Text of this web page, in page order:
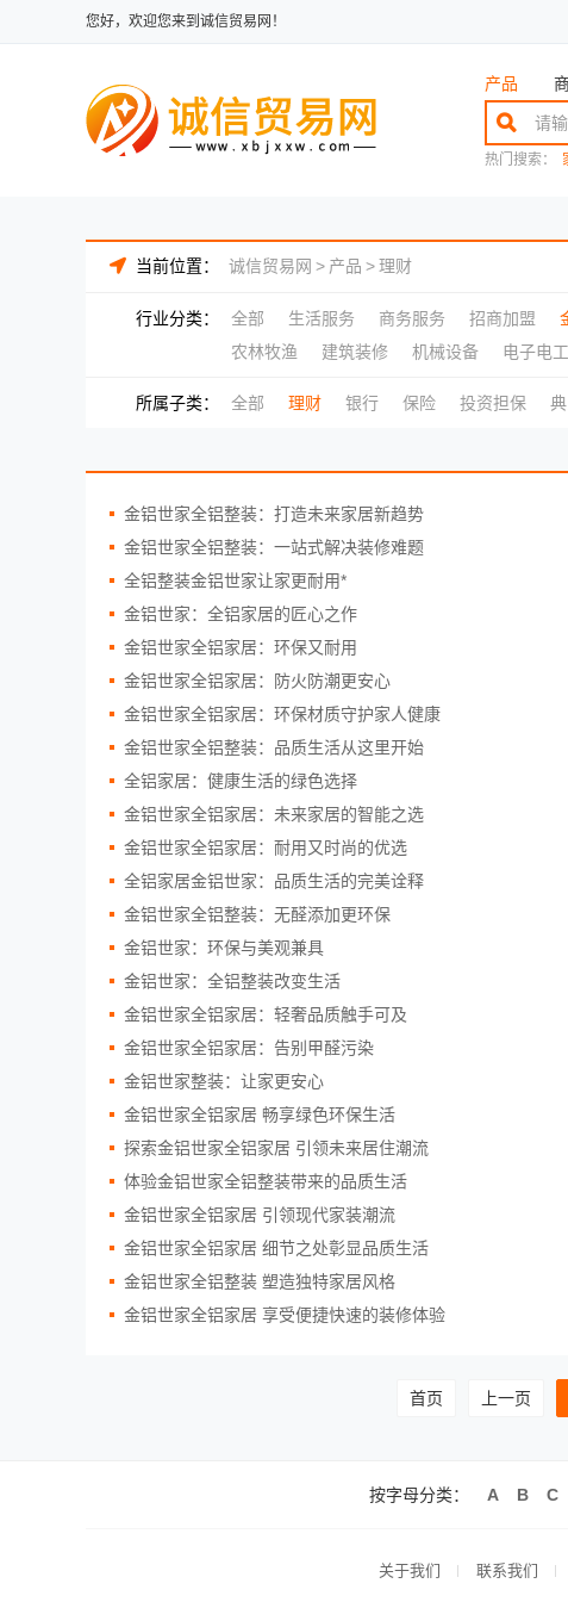
您好，欢迎您来到诚信贸易网！
产品
热门搜索：
当前位置： 诚信贸易网 > 产品 >理财
行业分类： 全部 生活服务 商务服务 招商加盟
农林牧渔
建筑装修 机械设备 电子电工
所属子类： 全部 理财 银行 保险 投资担保
金铝世家全铝整装：打造未来家居新趋势
金铝世家全铝整装：一站式解决装修难题
全铝整装金铝世家让家更耐用*
金铝世家：全铝家居的匠心之作
金铝世家全铝家居：环保又耐用
金铝世家全铝家居：防火防潮更安心
金铝世家全铝家居：环保材质守护家人健康
金铝世家全铝整装：品质生活从这里开始
全铝家居：健康生活的绿色选择
金铝世家全铝家居：未来家居的智能之选
金铝世家全铝家居：耐用又时尚的优选
全铝家居金铝世家：品质生活的完美诠释
金铝世家全铝整装：无醛添加更环保
金铝世家：环保与美观兼具
金铝世家：全铝整装改变生活
金铝世家全铝家居：轻奢品质触手可及
金铝世家全铝家居：告别甲醛污染
金铝世家整装：让家更安心
金铝世家全铝家居 畅享绿色环保生活
探索金铝世家全铝家居 引领未来居住潮流
体验金铝世家全铝整装带来的品质生活
金铝世家全铝家居 引领现代家装潮流
金铝世家全铝家居 细节之处彰显品质生活
金铝世家全铝整装 塑造独特家居风格
金铝世家全铝家居 享受便捷快速的装修体验
首页 上一页
按字母分类： A B C
关于我们 联系我们